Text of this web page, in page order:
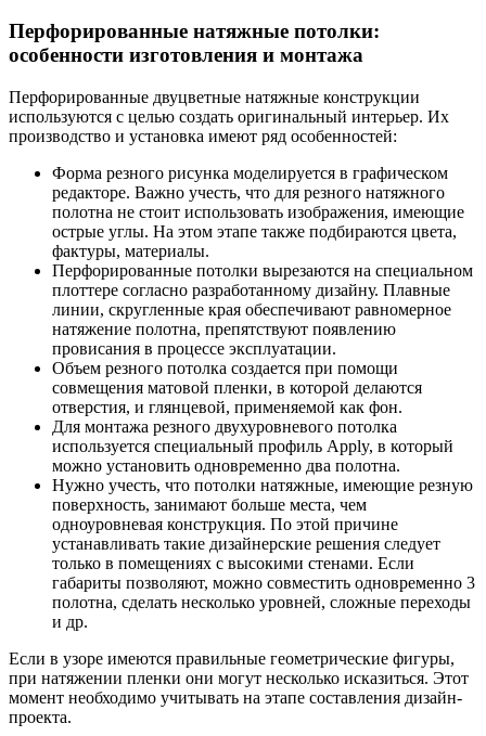
Перфорированные натяжные потолки:
особенности изготовления и монтажа
Перфорированные двуцветные натяжные конструкции
используются с целью создать оригинальный интерьер. Их
производство и установка имеют ряд особенностей:
Форма резного рисунка моделируется в графическом
редакторе. Важно учесть, что для резного натяжного
полотна не стоит использовать изображения, имеющие
острые углы. На этом этапе также подбираются цвета,
фактуры, материалы.
Перфорированные потолки вырезаются на специальном
плоттере согласно разработанному дизайну. Плавные
линии, скругленные края обеспечивают равномерное
натяжение полотна, препятствуют появлению
провисания в процессе эксплуатации.
Объем резного потолка создается при помощи
совмещения матовой пленки, в которой делаются
отверстия, и глянцевой, применяемой как фон.
Для монтажа резного двухуровневого потолка
используется специальный профиль Apply, в который
можно установить одновременно два полотна.
Нужно учесть, что потолки натяжные, имеющие резную
поверхность, занимают больше места, чем
одноуровневая конструкция. По этой причине
устанавливать такие дизайнерские решения следует
только в помещениях с высокими стенами. Если
габариты позволяют, можно совместить одновременно 3
полотна, сделать несколько уровней, сложные переходы
и др.
Если в узоре имеются правильные геометрические фигуры,
при натяжении пленки они могут несколько исказиться. Этот
момент необходимо учитывать на этапе составления дизайн-
проекта.